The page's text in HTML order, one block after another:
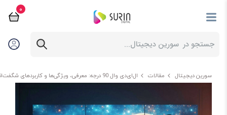
0
سورین دیجیتال مقالات ال‌ای‌دی وال 90 درجه: معرفی، ویژگی‌ها و کاربردهای شگفت‌انگیز آن